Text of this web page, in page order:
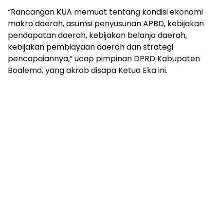
“Rancangan KUA memuat tentang kondisi ekonomi
makro daerah, asumsi penyusunan APBD, kebijakan
pendapatan daerah, kebijakan belanja daerah,
kebijakan pembiayaan daerah dan strategi
pencapaiannya,” ucap pimpinan DPRD Kabupaten
Boalemo, yang akrab disapa Ketua Eka ini.